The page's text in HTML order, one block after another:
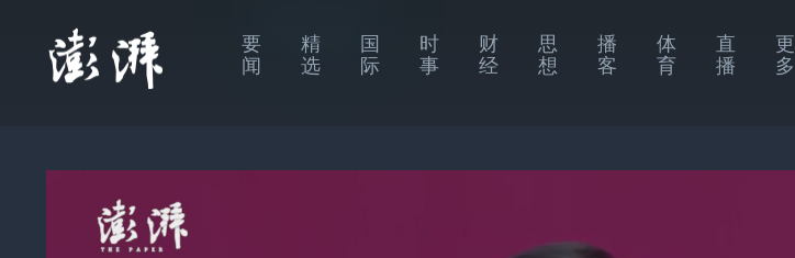
要
闻
精
选
国
际
时
事
财
经
思
想
播
客
体
育
直
播
更
多